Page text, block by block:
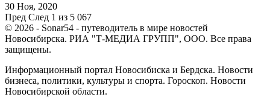
30 Ноя, 2020
Пред След 1 из 5 067
© 2026 - Sonar54 - путеводитель в мире новостей
Новосибирска. РИА "Т-МЕДИА ГРУПП", ООО. Все права
защищены.
Информационный портал Новосибиска и Бердска. Новости
бизнеса, политики, культуры и спорта. Гороскоп. Новости
Новосибирской области.